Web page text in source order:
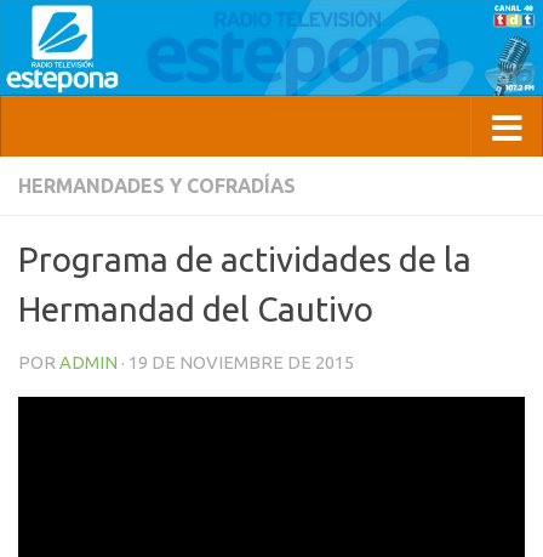
HERMANDADES Y COFRADÍAS
Programa de actividades de la
Hermandad del Cautivo
POR ADMIN · 19 DE NOVIEMBRE DE 2015